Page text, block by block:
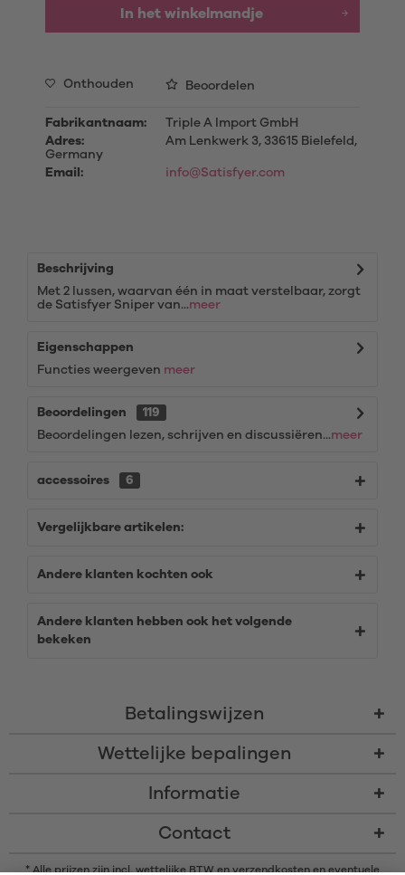
In het winkelmandje
Onthouden Beoordelen
Fabrikantnaam:
Triple A Import GmbH
Adres:
Am Lenkwerk 3, 33615 Bielefeld,
Germany
Email:
info@Satisfyer.com
Beschrijving
Met 2 lussen, waarvan één in maat verstelbaar, zorgt
de Satisfyer Sniper van...meer
Eigenschappen
Functies weergeven meer
Beoordelingen
119
Beoordelingen lezen, schrijven en discussiëren...meer
accessoires 6
Vergelijkbare artikelen:
Andere klanten kochten ook
Andere klanten hebben ook het volgende
bekeken
Betalingswijzen
Wettelijke bepalingen
Informatie
Contact
* Alle prijzen zijn incl. wettelijke BTW en verzendkosten en eventuele